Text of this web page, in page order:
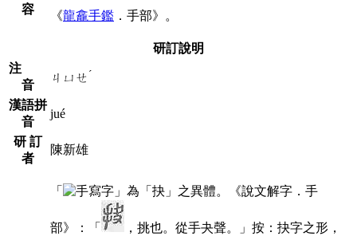
容
《龍龕手鑑 ．手部》。
研訂說明
注
音
ㄐㄩㄝ ˊ
漢語拼
音
jué
研 訂
者
陳新雄
「 」為「抉」之異體。《說文解字．手
部》：「
，挑也。從手夬聲。」按：抉字之形，